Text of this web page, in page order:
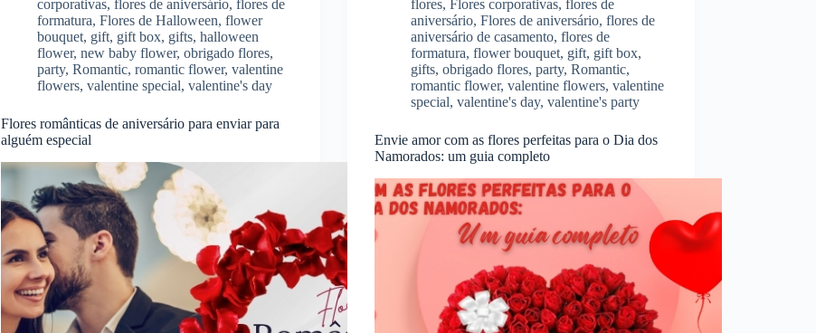
corporativas,flores de aniversário,flores de
formatura,Flores de Halloween,flower
bouquet, gift, gift box, gifts,halloween
flower,new baby flower,obrigado flores,
party,Romantic,romantic flower,valentine
flowers,valentine special,valentine's day
Flores românticas de aniversário para enviar para
alguém especial
flores,Flores corporativas,flores de
aniversário,Flores de aniversário,flores de
aniversário de casamento,flores de
formatura,flower bouquet, gift, gift box,
gifts,obrigado flores,party,Romantic,
romantic flower,valentine flowers,valentine
special,valentine's day,valentine's party
Envie amor com as flores perfeitas para o Dia dos
Namorados: um guia completo